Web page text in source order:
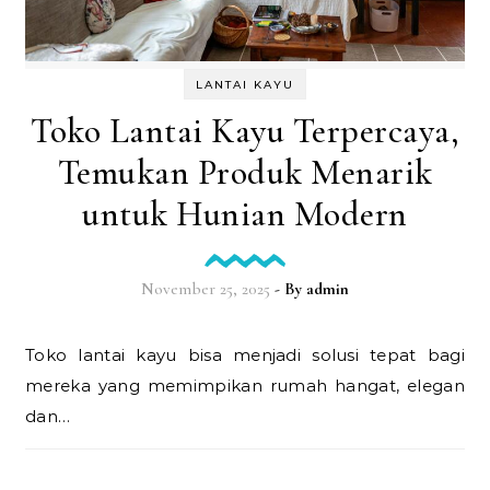
LANTAI KAYU
Toko Lantai Kayu Terpercaya,
Temukan Produk Menarik
untuk Hunian Modern
November 25, 2025 - By admin
Toko lantai kayu bisa menjadi solusi tepat bagi
mereka yang memimpikan rumah hangat, elegan
dan…